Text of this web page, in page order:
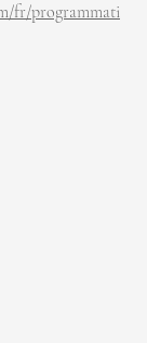
fr/programmati